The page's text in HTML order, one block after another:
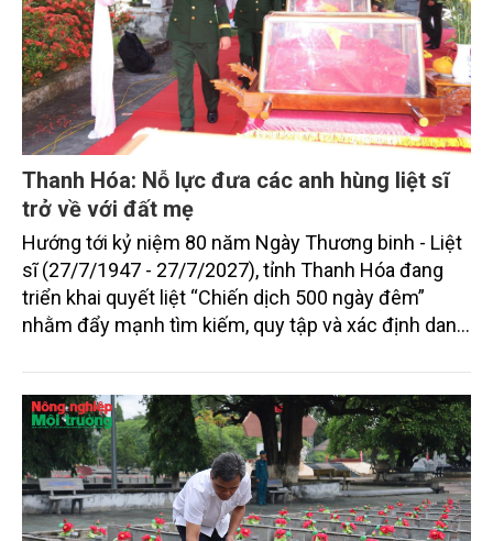
Thanh Hóa: Nỗ lực đưa các anh hùng liệt sĩ
trở về với đất mẹ
Hướng tới kỷ niệm 80 năm Ngày Thương binh - Liệt
sĩ (27/7/1947 - 27/7/2027), tỉnh Thanh Hóa đang
triển khai quyết liệt “Chiến dịch 500 ngày đêm”
nhằm đẩy mạnh tìm kiếm, quy tập và xác định danh
nước nhớ nguồn”, đáp ứng nguyện vọng của thân
nhân liệt sĩ và Nhân dân.